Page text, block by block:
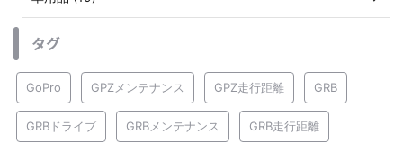
タグ
GoPro GPZメンテナンス GPZ走行距離 GRB
GRBドライブ GRBメンテナンス GRB走行距離